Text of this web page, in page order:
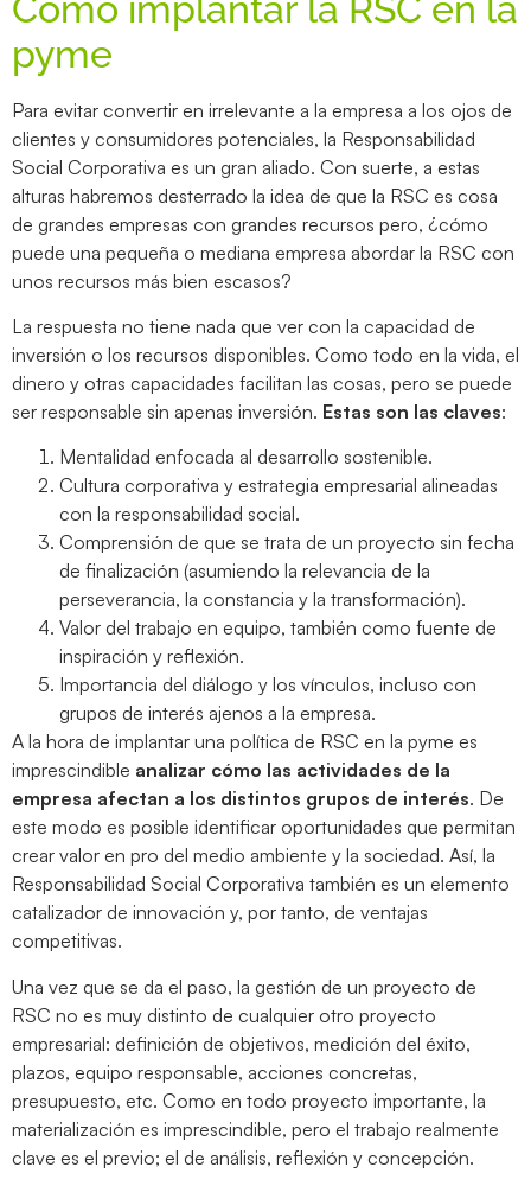
pyme
Para evitar convertir en irrelevante a la empresa a los ojos de
clientes y consumidores potenciales, la Responsabilidad
Social Corporativa es un gran aliado. Con suerte, a estas
alturas habremos desterrado la idea de que la RSC es cosa
de grandes empresas con grandes recursos pero, ¿cómo
puede una pequeña o mediana empresa abordar la RSC con
unos recursos más bien escasos?
La respuesta no tiene nada que ver con la capacidad de
inversión o los recursos disponibles. Como todo en la vida, el
dinero y otras capacidades facilitan las cosas, pero se puede
ser responsable sin apenas inversión. Estas son las claves:
Mentalidad enfocada al desarrollo sostenible.
Cultura corporativa y estrategia empresarial alineadas
con la responsabilidad social.
Comprensión de que se trata de un proyecto sin fecha
de finalización (asumiendo la relevancia de la
perseverancia, la constancia y la transformación).
Valor del trabajo en equipo, también como fuente de
inspiración y reflexión.
Importancia del diálogo y los vínculos, incluso con
grupos de interés ajenos a la empresa.
A la hora de implantar una política de RSC en la pyme es
imprescindible analizar cómo las actividades de la
empresa afectan a los distintos grupos de interés. De
este modo es posible identificar oportunidades que permitan
crear valor en pro del medio ambiente y la sociedad. Así, la
Responsabilidad Social Corporativa también es un elemento
catalizador de innovación y, por tanto, de ventajas
competitivas.
Una vez que se da el paso, la gestión de un proyecto de
RSC no es muy distinto de cualquier otro proyecto
empresarial: definición de objetivos, medición del éxito,
plazos, equipo responsable, acciones concretas,
presupuesto, etc. Como en todo proyecto importante, la
materialización es imprescindible, pero el trabajo realmente
clave es el previo; el de análisis, reflexión y concepción.